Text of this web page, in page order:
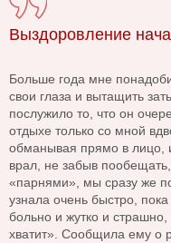
Выздоровление
Больше года мне
свои глаза и вытащить
послужило то, что он
отдыхе только со мной
обманывая прямо в лицо,
врал, не забыв пообещать,
«парнями», мы сразу же
узнала очень быстро,
больно и жутко и страшно,
хватит». Сообщила ему о